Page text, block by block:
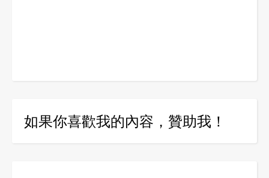
如果你喜歡我的內容，贊助我！